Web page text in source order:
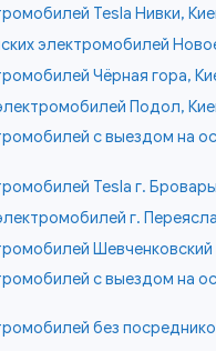
Tesla Нивки,
электромобилей
Чёрная гора,
Подол,
с выездом на
Tesla г. Бровары
г.
Шевченковский
с выездом на
без